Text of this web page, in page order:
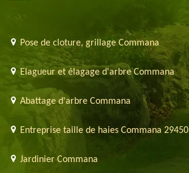
Pose de cloture, grillage Commana
Elagueur et élagage d'arbre Commana
Abattage d'arbre Commana
Entreprise taille de haies Commana 29450
Jardinier Commana